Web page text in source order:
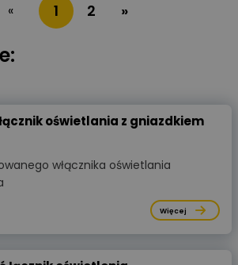
« 1 2 »
oświetlania z gniazdkiem
włącznika oświetlania
Więcej